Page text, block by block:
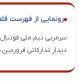
رونمایی از فهرست
سرمربی تیم ملی فوتبال
دیدار تدارکاتی فروردین ١۴٠۵ را اعلام کرد.